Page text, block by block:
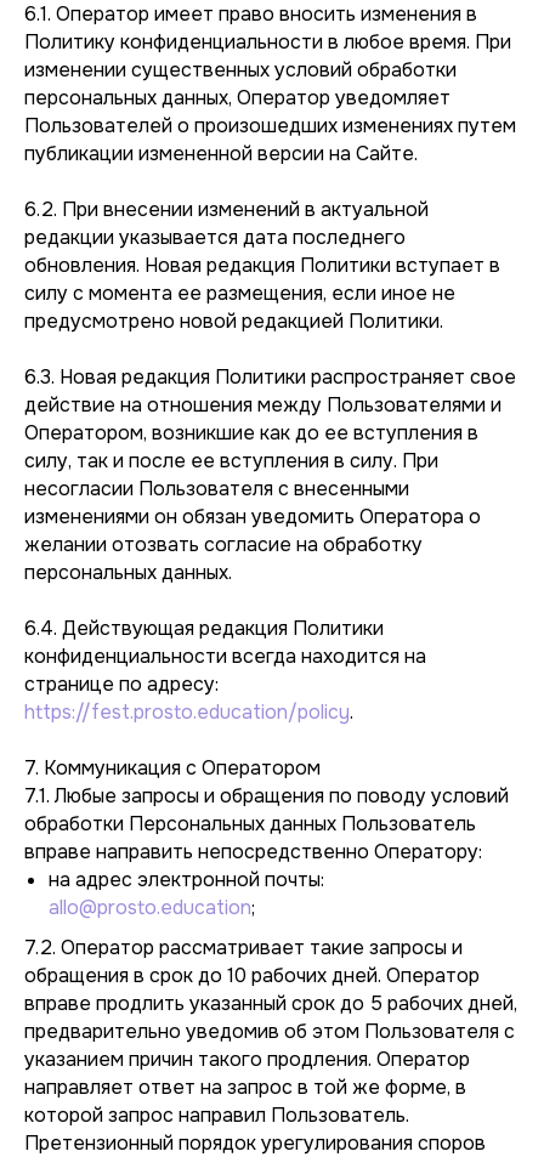
6.1. Оператор имеет право вносить изменения в
Политику конфиденциальности в любое время. При
изменении существенных условий обработки
персональных данных, Оператор уведомляет
Пользователей о произошедших изменениях путем
публикации измененной версии на Сайте.
6.2. При внесении изменений в актуальной
редакции указывается дата последнего
обновления. Новая редакция Политики вступает в
силу с момента ее размещения, если иное не
предусмотрено новой редакцией Политики.
6.3. Новая редакция Политики распространяет свое
действие на отношения между Пользователями и
Оператором, возникшие как до ее вступления в
силу, так и после ее вступления в силу. При
несогласии Пользователя с внесенными
изменениями он обязан уведомить Оператора о
желании отозвать согласие на обработку
персональных данных.
6.4. Действующая редакция Политики
конфиденциальности всегда находится на
странице по адресу:
https://fest.prosto.education/policy.
7. Коммуникация с Оператором
7.1. Любые запросы и обращения по поводу условий
обработки Персональных данных Пользователь
вправе направить непосредственно Оператору:
на адрес электронной почты:
allo@prosto.education;
7.2. Оператор рассматривает такие запросы и
обращения в срок до 10 рабочих дней. Оператор
вправе продлить указанный срок до 5 рабочих дней,
предварительно уведомив об этом Пользователя с
указанием причин такого продления. Оператор
направляет ответ на запрос в той же форме, в
которой запрос направил Пользователь.
Претензионный порядок урегулирования споров